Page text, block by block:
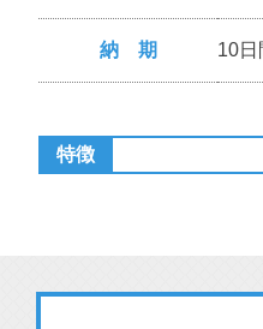
納 期 10日
特徴